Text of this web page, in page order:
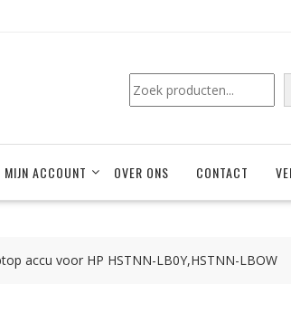
Zoeken
MIJN ACCOUNT OVER ONS CONTACT
accu voor HP HSTNN-LB0Y,HSTNN-LBOW